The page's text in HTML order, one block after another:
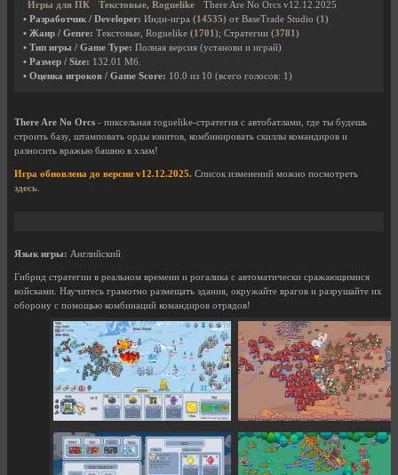
Игры для ПК
Текстовые, Roguelike
There Are No Orcs v12.12.2025
• Разработчик / Developer: Инди-игра (14535) от BaseTrade Studio (1)
• Жанр / Genre: Текстовые, Roguelike (1701); Стратегии (3781)
• Тип игры / Game Type: Полная версия (установи и играй)
• Размер / Size: 132.01 Мб.
• Оценка игроков / Game Score: 10.0 из 10 (всего голосов: 1)
There Are No Orcs - пиксельная roguelike-стратегия с автобатлами, где ты будешь
строить базу, штамповать орды юнитов, комбинировать скиллы командиров и
разносить вражью башню в хлам!
Игра обновлена до версии v12.12.2025. Список изменений можно посмотреть
здесь.
Язык игры: Английский
Гибрид стратегии в реальном времени и рогалика с автоматически сражающимися
войсками. Научитесь грамотно размещать здания, окружайте врагов и разрушайте их
оборону с помощью комбинаций командиров отрядов!